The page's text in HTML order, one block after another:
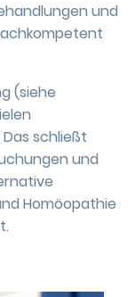
und
(siehe
schließt
und
Homöopathie